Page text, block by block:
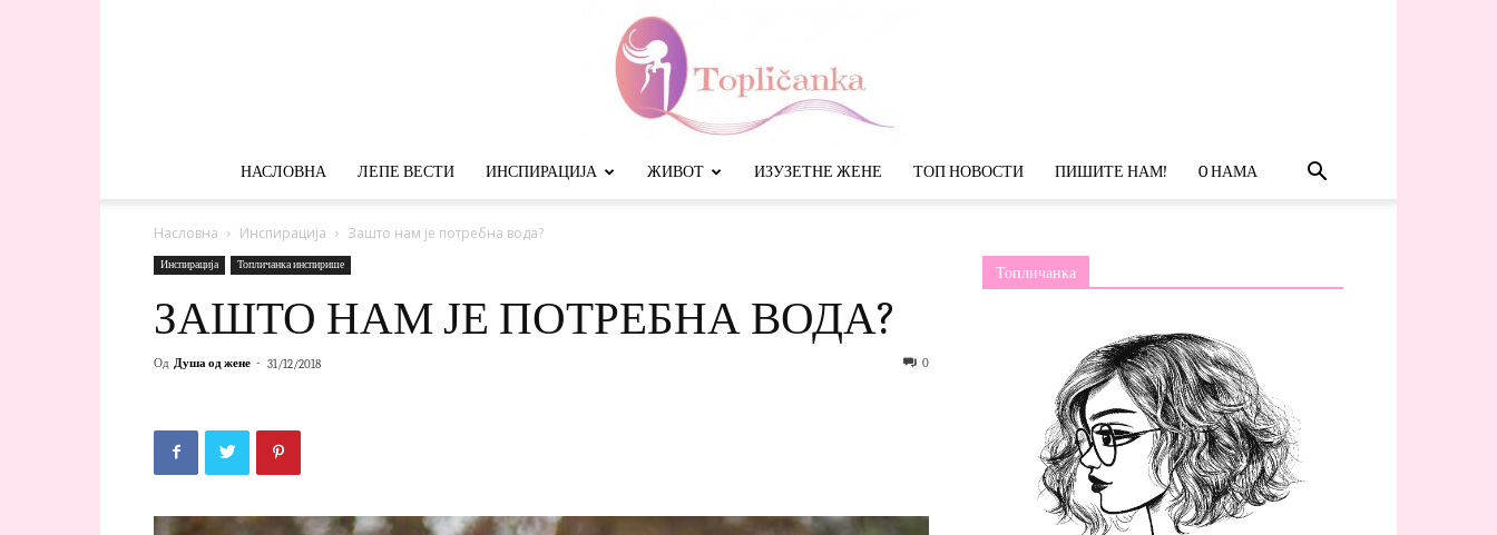
НАСЛОВНА ЛЕПЕ ВЕСТИ ИНСПИРАЦИЈА ЖИВОТ ИЗУЗЕТНЕ ЖЕНЕ ТОП НОВОСТИ ПИШИТЕ НАМ! O НАМА
Насловна Инспирација Зашто нам је потребна вода?
Инспирација Топличанка инспирише
ЗАШТО НАМ ЈЕ ПОТРЕБНА ВОДА?
Од Душа од жене - 31/12/2018 0
Топличанка